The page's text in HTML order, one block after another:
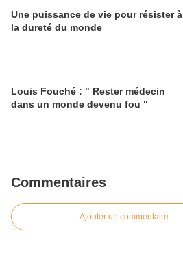
Une puissance de vie pour résister à
la dureté du monde
Louis Fouché : " Rester médecin
dans un monde devenu fou "
Commentaires
Ajouter un commentaire